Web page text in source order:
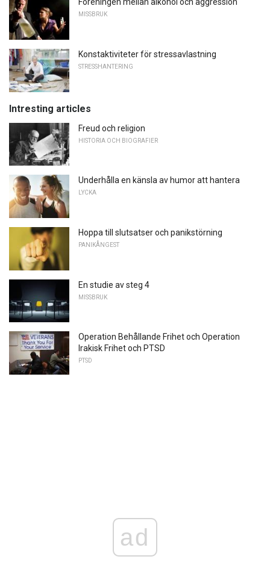
Föreningen mellan alkohol och aggression
MISSBRUK
Konstaktiviteter för stressavlastning
STRESSHANTERING
Intresting articles
Freud och religion
HISTORIA OCH BIOGRAFIER
Underhålla en känsla av humor att hantera
LYCKA
Hoppa till slutsatser och panikstörning
PANIKÅNGEST
En studie av steg 4
MISSBRUK
Operation Behållande Frihet och Operation
Irakisk Frihet och PTSD
PTSD
ad